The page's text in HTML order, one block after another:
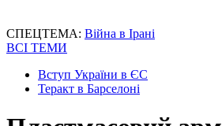
СПЕЦТЕМА: Війна в Ірані
ВСІ ТЕМИ
Вступ України в ЄС
Теракт в Барселоні